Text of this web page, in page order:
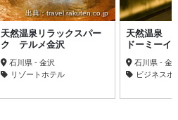
出典：travel.rakuten.co.jp
天然温泉リラックスパー
ク テルメ金沢
石川県 - 金沢
リゾートホテル
天然温泉
ドーミーイ
石川県 - 金
ビジネスホ